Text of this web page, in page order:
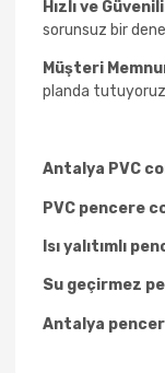
Hızlı ve
sorunsuz bir
Müşteri
planda
Antalya PVC
PVC pencere
Isı yalıtımlı
Su geçirmez
Antalya